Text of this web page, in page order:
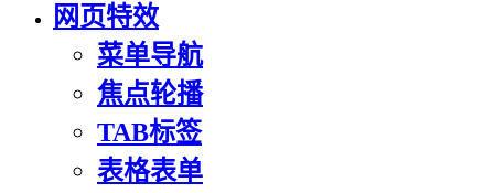
网页特效
菜单导航
焦点轮播
TAB标签
表格表单